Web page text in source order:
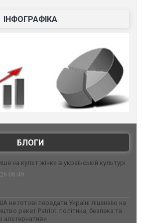
ІНФОГРАФІКА
БЛОГИ
на культ жінки в українській культурі
08:49
не готові передати Україні ліцензію на
ракет Patriot: політика, безпека та
альтернативи